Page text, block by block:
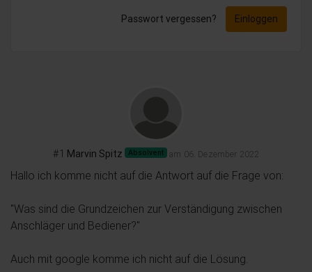
Passwort vergessen? Einloggen
#1 Marvin Spitz Absolvent am 06. Dezember 2022
Hallo ich komme nicht auf die Antwort auf die Frage von:
"Was sind die Grundzeichen zur Verständigung zwischen
Anschläger und Bediener?"
Auch mit google komme ich nicht auf die Lösung.